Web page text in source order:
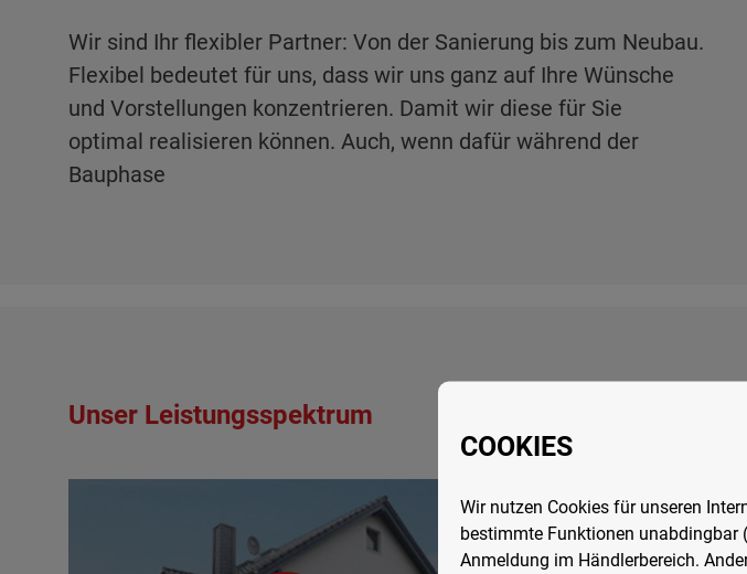
Wir sind Ihr flexibler Partner: Von der Sanierung bis zum Neubau.
Flexibel bedeutet für uns, dass wir uns ganz auf Ihre Wünsche
und Vorstellungen konzentrieren. Damit wir diese für Sie
optimal realisieren können. Auch, wenn dafür während der
Bauphase
Unser Leistungsspektrum
COOKIES
Wir nutzen Cookies für unseren
bestimmte Funktionen
Anmeldung im Händlerbereich.